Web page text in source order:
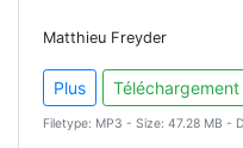
Matthieu Freyder
Plus Téléchargement
Filetype: MP3 - Size: 47.28 MB -